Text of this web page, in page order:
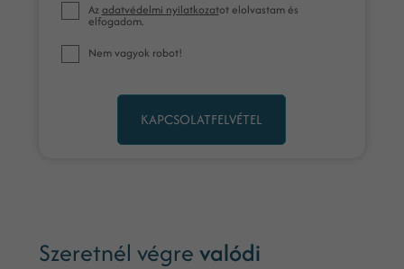
Szeretnél végrevalódi
Azadatvédelmi nyilatkozatot elolvastam és
elfogadom.
Nem vagyok robot!
KAPCSOLATFELVÉTEL